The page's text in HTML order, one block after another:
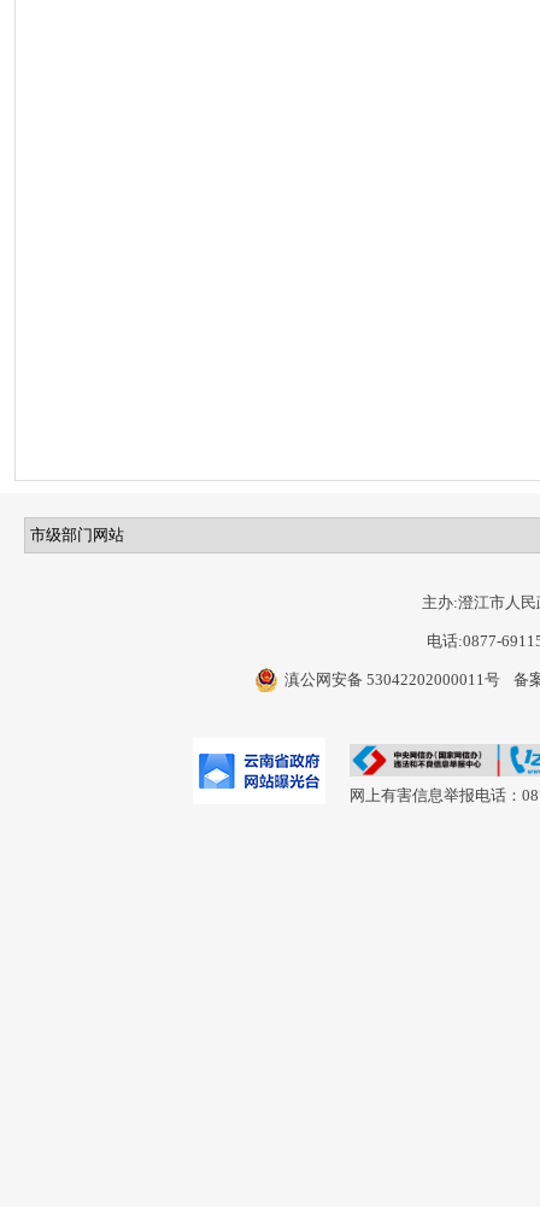
主办:澄江市人民
电话:0877-
滇公网安备 53042202000011号 备
网上有害信息举报电话：